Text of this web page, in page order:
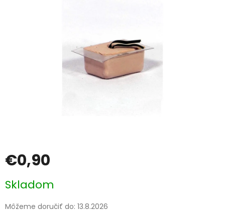
€0,90
cena:
Skladom
Môžeme doručiť do: 13.8.2026